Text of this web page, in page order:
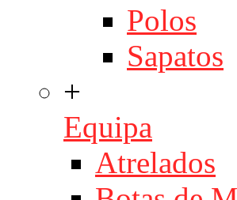
Polos
Sapatos
+
Equipa
Atrelados